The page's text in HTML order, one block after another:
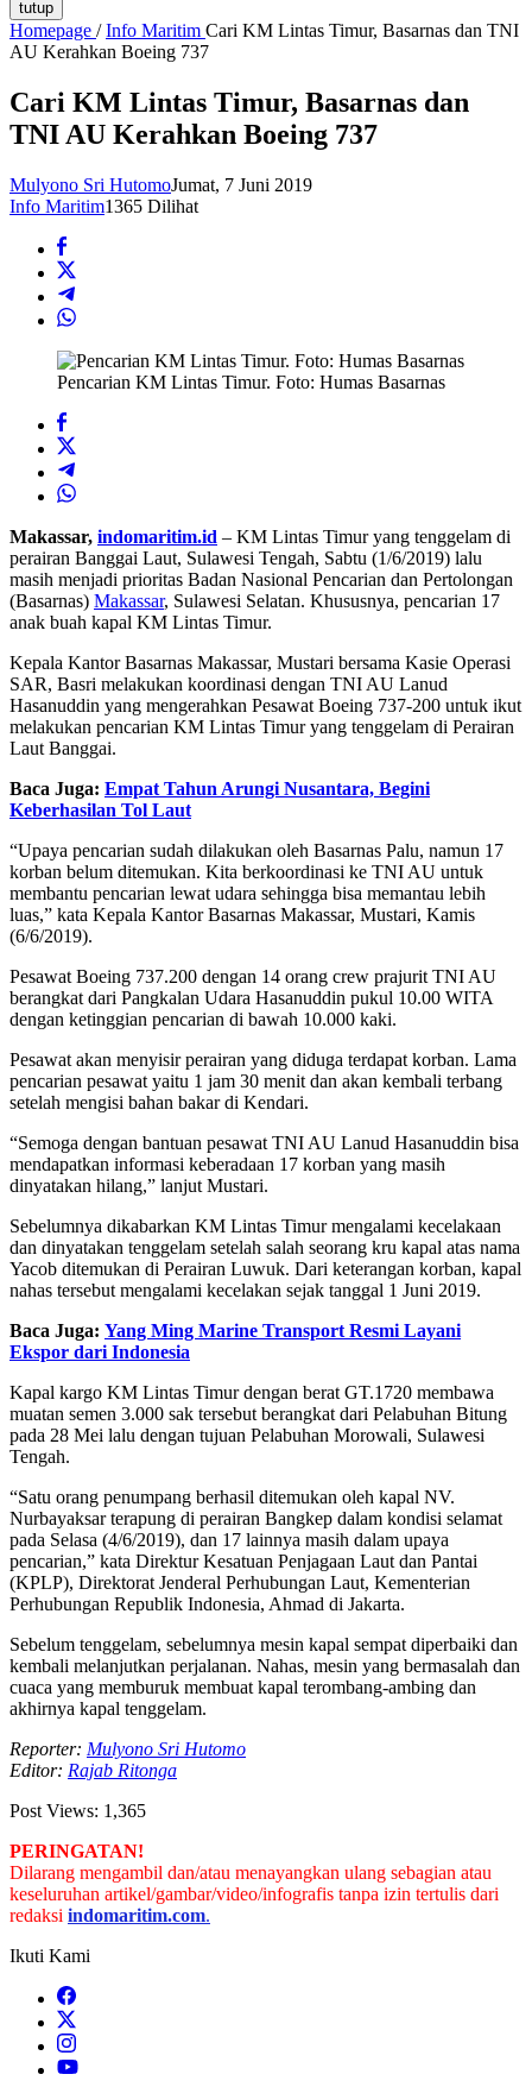
tutup
Homepage / Info Maritim Cari KM Lintas Timur, Basarnas dan TNI
AU Kerahkan Boeing 737
Cari KM Lintas Timur, Basarnas dan
TNI AU Kerahkan Boeing 737
Mulyono Sri HutomoJumat, 7 Juni 2019
Info Maritim1365 Dilihat
Pencarian KM Lintas Timur. Foto: Humas Basarnas
Makassar, indomaritim.id – KM Lintas Timur yang tenggelam di
perairan Banggai Laut, Sulawesi Tengah, Sabtu (1/6/2019) lalu
masih menjadi prioritas Badan Nasional Pencarian dan Pertolongan
(Basarnas) Makassar, Sulawesi Selatan. Khususnya, pencarian 17
anak buah kapal KM Lintas Timur.
Kepala Kantor Basarnas Makassar, Mustari bersama Kasie Operasi
SAR, Basri melakukan koordinasi dengan TNI AU Lanud
Hasanuddin yang mengerahkan Pesawat Boeing 737-200 untuk ikut
melakukan pencarian KM Lintas Timur yang tenggelam di Perairan
Laut Banggai.
Baca Juga: Empat Tahun Arungi Nusantara, Begini
Keberhasilan Tol Laut
“Upaya pencarian sudah dilakukan oleh Basarnas Palu, namun 17
korban belum ditemukan. Kita berkoordinasi ke TNI AU untuk
membantu pencarian lewat udara sehingga bisa memantau lebih
luas,” kata Kepala Kantor Basarnas Makassar, Mustari, Kamis
(6/6/2019).
Pesawat Boeing 737.200 dengan 14 orang crew prajurit TNI AU
berangkat dari Pangkalan Udara Hasanuddin pukul 10.00 WITA
dengan ketinggian pencarian di bawah 10.000 kaki.
Pesawat akan menyisir perairan yang diduga terdapat korban. Lama
pencarian pesawat yaitu 1 jam 30 menit dan akan kembali terbang
setelah mengisi bahan bakar di Kendari.
“Semoga dengan bantuan pesawat TNI AU Lanud Hasanuddin bisa
mendapatkan informasi keberadaan 17 korban yang masih
dinyatakan hilang,” lanjut Mustari.
Sebelumnya dikabarkan KM Lintas Timur mengalami kecelakaan
dan dinyatakan tenggelam setelah salah seorang kru kapal atas nama
Yacob ditemukan di Perairan Luwuk. Dari keterangan korban, kapal
nahas tersebut mengalami kecelakan sejak tanggal 1 Juni 2019.
Baca Juga: Yang Ming Marine Transport Resmi Layani
Ekspor dari Indonesia
Kapal kargo KM Lintas Timur dengan berat GT.1720 membawa
muatan semen 3.000 sak tersebut berangkat dari Pelabuhan Bitung
pada 28 Mei lalu dengan tujuan Pelabuhan Morowali, Sulawesi
Tengah.
“Satu orang penumpang berhasil ditemukan oleh kapal NV.
Nurbayaksar terapung di perairan Bangkep dalam kondisi selamat
pada Selasa (4/6/2019), dan 17 lainnya masih dalam upaya
pencarian,” kata Direktur Kesatuan Penjagaan Laut dan Pantai
(KPLP), Direktorat Jenderal Perhubungan Laut, Kementerian
Perhubungan Republik Indonesia, Ahmad di Jakarta.
Sebelum tenggelam, sebelumnya mesin kapal sempat diperbaiki dan
kembali melanjutkan perjalanan. Nahas, mesin yang bermasalah dan
cuaca yang memburuk membuat kapal terombang-ambing dan
akhirnya kapal tenggelam.
Reporter: Mulyono Sri Hutomo
Editor: Rajab Ritonga
Post Views: 1,365
PERINGATAN!
Dilarang mengambil dan/atau menayangkan ulang sebagian atau
keseluruhan artikel/gambar/video/infografis tanpa izin tertulis dari
redaksi indomaritim.com.
Ikuti Kami